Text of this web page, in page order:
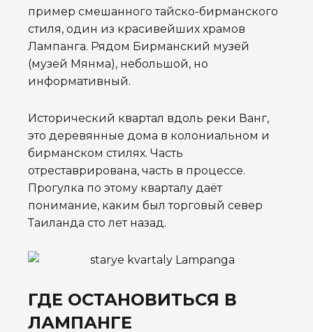
пример смешанного тайско-бирманского
стиля, один из красивейших храмов
Лампанга. Рядом Бирманский музей
(музей Мянма), небольшой, но
информативный.
Исторический квартал вдоль реки Ванг,
это деревянные дома в колониальном и
бирманском стилях. Часть
отреставрирована, часть в процессе.
Прогулка по этому кварталу даёт
понимание, каким был торговый север
Таиланда сто лет назад.
ГДЕ ОСТАНОВИТЬСЯ В
ЛАМПАНГЕ